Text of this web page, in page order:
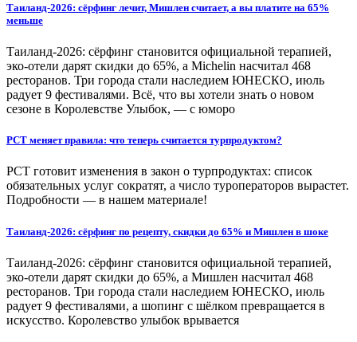
Таиланд-2026: сёрфинг лечит, Мишлен считает, а вы платите на 65%
меньше
Таиланд-2026: сёрфинг становится официальной терапией,
эко-отели дарят скидки до 65%, а Michelin насчитал 468
ресторанов. Три города стали наследием ЮНЕСКО, июль
радует 9 фестивалями. Всё, что вы хотели знать о новом
сезоне в Королевстве Улыбок, — с юморо
РСТ меняет правила: что теперь считается турпродуктом?
РСТ готовит изменения в закон о турпродуктах: список
обязательных услуг сократят, а число туроператоров вырастет.
Подробности — в нашем материале!
Таиланд-2026: сёрфинг по рецепту, скидки до 65% и Мишлен в шоке
Таиланд-2026: сёрфинг становится официальной терапией,
эко-отели дарят скидки до 65%, а Мишлен насчитал 468
ресторанов. Три города стали наследием ЮНЕСКО, июль
радует 9 фестивалями, а шопинг с шёлком превращается в
искусство. Королевство улыбок врывается